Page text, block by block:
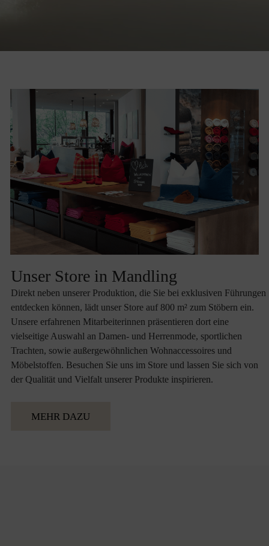
Unser Store in Mandling
Direkt neben unserer Produktion, die Sie bei exklusiven Führungen
entdecken können, lädt unser Store auf 800 m² zum Stöbern ein.
Unsere erfahrenen Mitarbeiterinnen präsentieren dort eine
vielseitige Auswahl an Damen- und Herrenmode, sportlichen
Trachten, sowie außergewöhnlichen Wohnaccessoires und
Möbelstoffen. Besuchen Sie uns im Store und lassen Sie sich von
der Qualität und Vielfalt unserer Produkte inspirieren.
MEHR DAZU